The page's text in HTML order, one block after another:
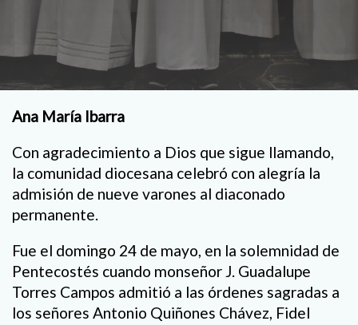
Ana María Ibarra
Con agradecimiento a Dios que sigue llamando,
la comunidad diocesana celebró con alegría la
admisión de nueve varones al diaconado
permanente.
Fue el domingo 24 de mayo, en la solemnidad de
Pentecostés cuando monseñor J. Guadalupe
Torres Campos admitió a las órdenes sagradas a
los señores Antonio Quiñones Chávez, Fidel